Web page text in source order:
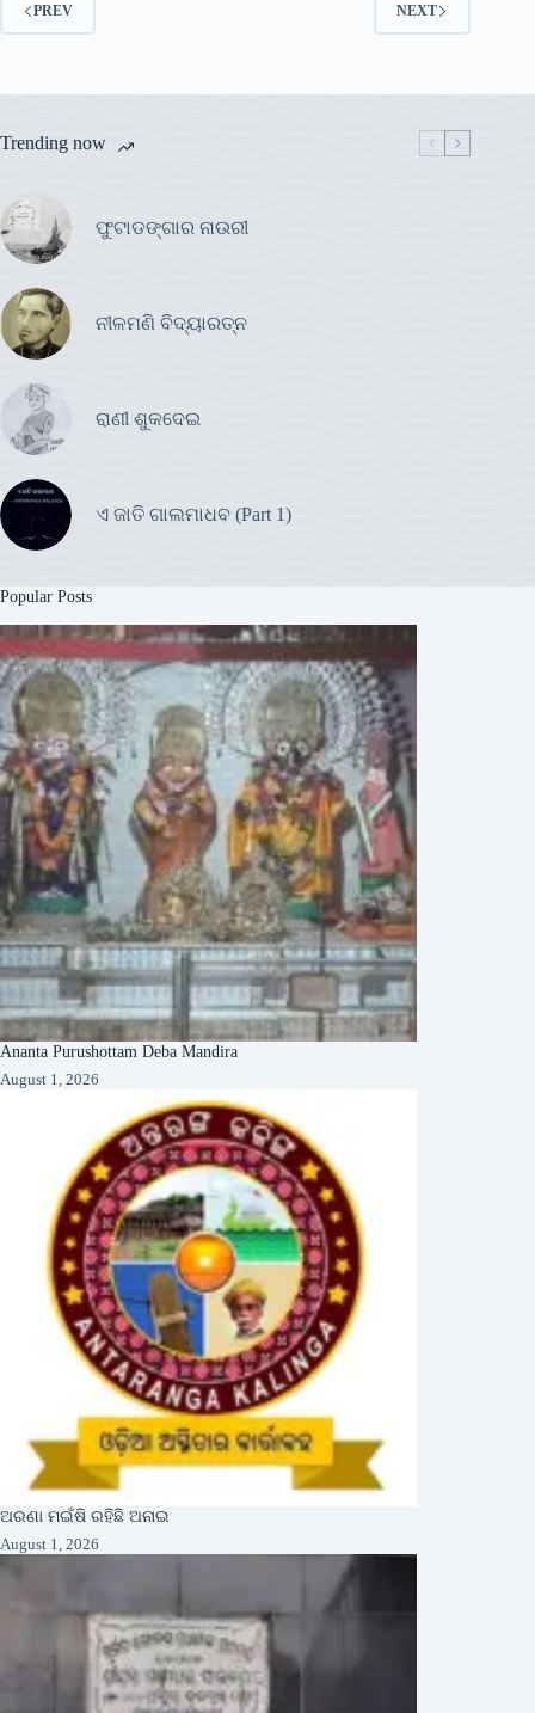
PREV NEXT
Trending now
ଫୁଟାଡଙ୍ଗାର ନାଉରୀ
ନୀଳମଣି ବିଦ୍ୟାରତ୍ନ
ରାଣୀ ଶୁକଦେଇ
ଏ ଜାତି ଗାଲମାଧବ (Part 1)
Popular Posts
Ananta Purushottam Deba Mandira
August 1, 2026
ଅରଣା ମଇଁଷି ରହିଛି ଅନାଇ
August 1, 2026